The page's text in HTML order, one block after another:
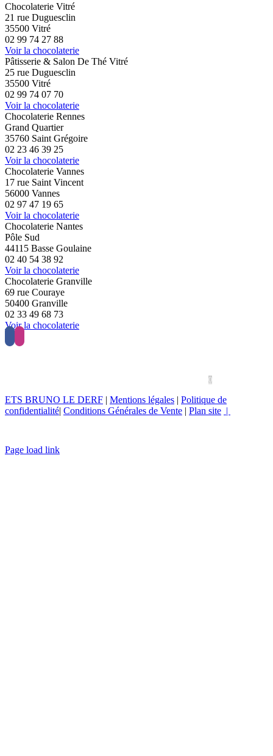
Chocolaterie Vitré
21 rue Duguesclin
35500 Vitré
02 99 74 27 88
Voir la chocolaterie
Pâtisserie & Salon De Thé Vitré
25 rue Duguesclin
35500 Vitré
02 99 74 07 70
Voir la chocolaterie
Chocolaterie Rennes
Grand Quartier
35760 Saint Grégoire
02 23 46 39 25
Voir la chocolaterie
Chocolaterie Vannes
17 rue Saint Vincent
56000 Vannes
02 97 47 19 65
Voir la chocolaterie
Chocolaterie Nantes
Pôle Sud
44115 Basse Goulaine
02 40 54 38 92
Voir la chocolaterie
Chocolaterie Granville
69 rue Couraye
50400 Granville
02 33 49 68 73
Voir la chocolaterie
0
ETS BRUNO LE DERF | Mentions légales | Politique de
confidentialité| Conditions Générales de Vente | Plan site |
Page load link